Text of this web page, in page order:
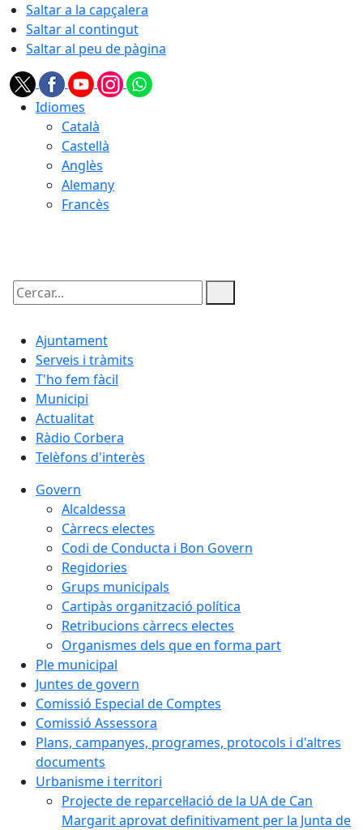
Saltar a la capçalera
Saltar al contingut
Saltar al peu de pàgina
Idiomes
Català
Castellà
Anglès
Alemany
Francès
Cercar:
Ajuntament
Serveis i tràmits
T'ho fem fàcil
Municipi
Actualitat
Ràdio Corbera
Telèfons d'interès
Govern
Alcaldessa
Càrrecs electes
Codi de Conducta i Bon Govern
Regidories
Grups municipals
Cartipàs organització política
Retribucions càrrecs electes
Organismes dels que en forma part
Ple municipal
Juntes de govern
Comissió Especial de Comptes
Comissió Assessora
Plans, campanyes, programes, protocols i d'altres
documents
Urbanisme i territori
Projecte de reparcel·lació de la UA de Can
Margarit aprovat definitivament per la Junta de